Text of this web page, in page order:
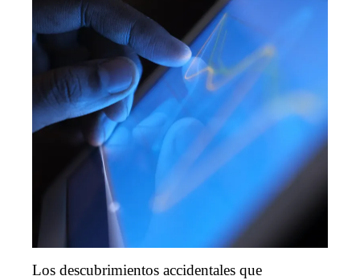
Los descubrimientos accidentales que